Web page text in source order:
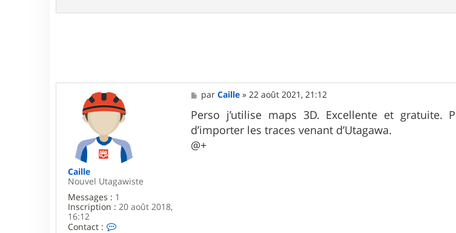
u
r
e
n
e
t
o
r
e
n
Caille
Nouvel Utagawiste
Messages : 1
Inscription : 20 août 2018,
16:12
Contact :
M
e
s
s
a
g
e
parCaille » 22 août 2021, 21:12
Perso j’utilise maps 3D. Excellente et gratuite.
d’importer les traces venant d’Utagawa.
@+